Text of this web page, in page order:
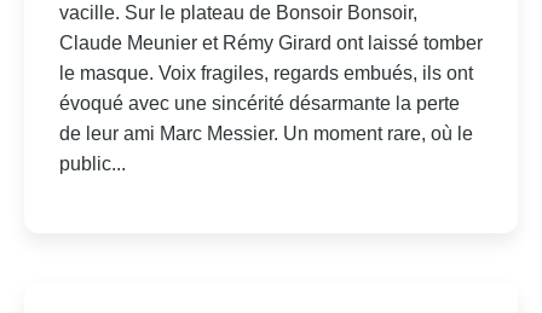
vacille. Sur le plateau de Bonsoir Bonsoir,
Claude Meunier et Rémy Girard ont laissé tomber
le masque. Voix fragiles, regards embués, ils ont
évoqué avec une sincérité désarmante la perte
de leur ami Marc Messier. Un moment rare, où le
public...